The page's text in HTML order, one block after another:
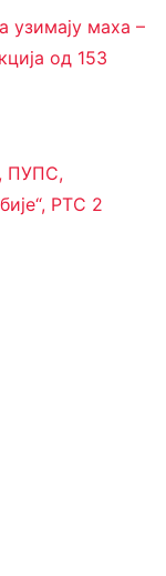
узимају маха –
од 153
ПУПС,
РТС 2